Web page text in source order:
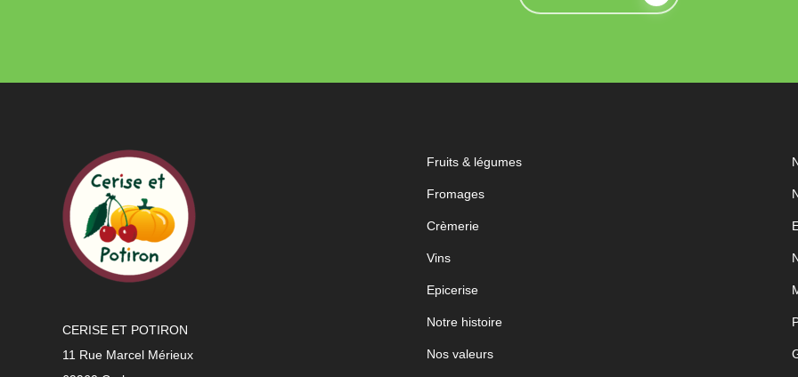
CERISE ET POTIRON
11 Rue Marcel Mérieux
Fruits & légumes
Fromages
Crèmerie
Vins
Epicerise
Notre histoire
Nos valeurs